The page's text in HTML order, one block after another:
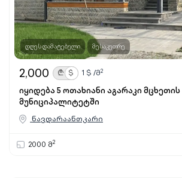
დღეს დამატებული მესაკუთრე
2,000 ₾ $ 1 $ /მ2
იყიდება 5 ოთახიანი აგარაკი მცხეთის
მუნიციპალიტეტში
ნავდარაანთკარი
2000 მ2